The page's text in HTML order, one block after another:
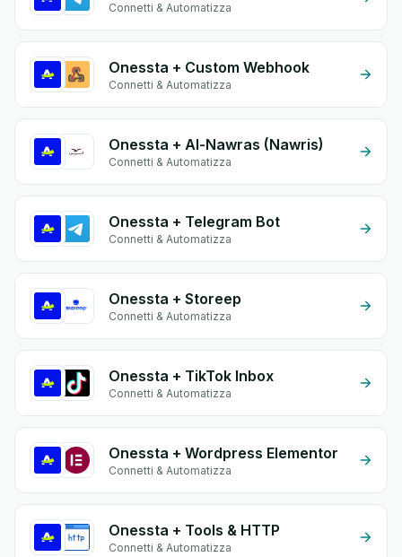
Connetti & Automatizza
Onessta + Custom Webhook
Connetti & Automatizza
Onessta + Al-Nawras (Nawris)
Connetti & Automatizza
Onessta + Telegram Bot
Connetti & Automatizza
Onessta + Storeep
Connetti & Automatizza
Onessta + TikTok Inbox
Connetti & Automatizza
Onessta + Wordpress Elementor
Connetti & Automatizza
Onessta + Tools & HTTP
Connetti & Automatizza